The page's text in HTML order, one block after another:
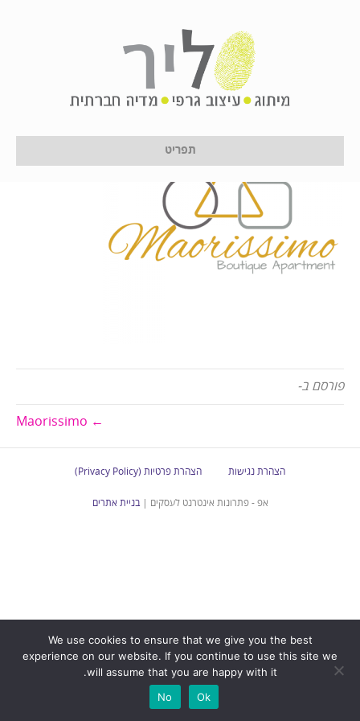
תפריט
forfacebooklogoE
26 בנובמבר 2018
פורסם ב-
← Maorissimo
הצהרת נגישות הצהרת פרטיות (Privacy Policy)
אפ - פתרונות אינטרנט לעסקים |בניית אתרים
We use cookies to ensure that we give you the best
experience on our website. If you continue to use this site we
will assume that you are happy with it.
Ok
No